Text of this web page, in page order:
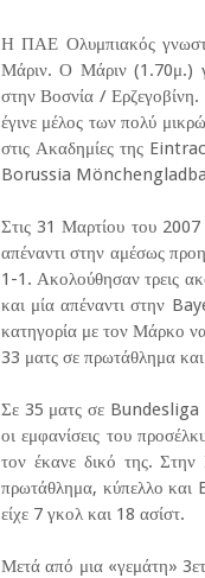
Η ΠΑΕ Ολυμπιακός
Μάριν. Ο Μάριν (1.70μ.)
στην Βοσνία / Ερζεγοβίνη.
έγινε μέλος των πολύ
στις Ακαδημίες της
Borussia
Στις 31 Μαρτίου του
απέναντι στην αμέσως
1-1. Ακολούθησαν τρεις
και μία απέναντι στην
κατηγορία με τον Μάρκο να
33 ματς σε πρωτάθλημα
Σε 35 ματς σε Bundesliga
οι εμφανίσεις του
τον έκανε δικό της.
πρωτάθλημα, κύπελλο και
είχε 7 γκολ και 18 ασίστ.
Μετά από μια «γεμάτη»